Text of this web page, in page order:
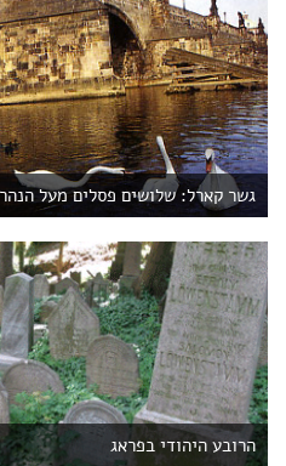
גשר קארל: שלושים פסלים מעל הנהר
הרובע היהודי בפראג